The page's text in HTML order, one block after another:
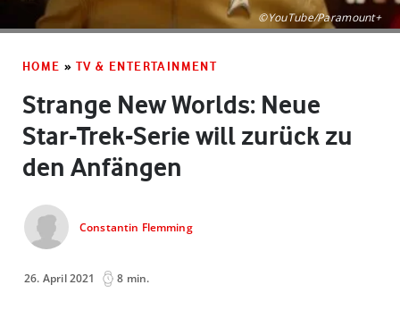
©YouTube/Paramount+
HOME » TV & ENTERTAINMENT
Strange New Worlds: Neue
Star-Trek-Serie will zurück zu
den Anfängen
Constantin Flemming
26. April 2021 8 min.